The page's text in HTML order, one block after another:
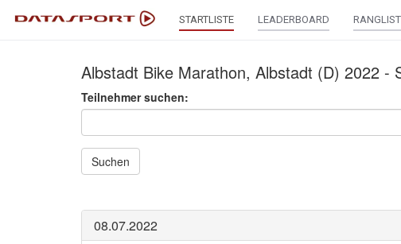
STARTLISTE LEADERBOARD
Albstadt Bike Marathon, Albstadt (D) 2022 -
Teilnehmer suchen:
Suchen
08.07.2022